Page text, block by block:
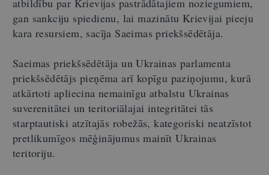
atbildību par Krievijas pastrādātajiem noziegumiem,
gan sankciju spiedienu, lai mazinātu Krievijai pieeju
kara resursiem, sacīja Saeimas priekšsēdētāja.
Saeimas priekšsēdētāja un Ukrainas parlamenta
priekšsēdētājs pieņēma arī kopīgu paziņojumu, kurā
atkārtoti apliecina nemainīgu atbalstu Ukrainas
suverenitātei un teritoriālajai integritātei tās
starptautiski atzītajās robežās, kategoriski neatzīstot
pretlikumīgos mēģinājumus mainīt Ukrainas
teritoriju.